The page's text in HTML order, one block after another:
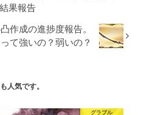
果報告
作成の進捗度報告。
て強いの？弱いの？
人気です。
グラブル